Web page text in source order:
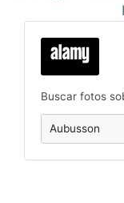
Buscar fotos